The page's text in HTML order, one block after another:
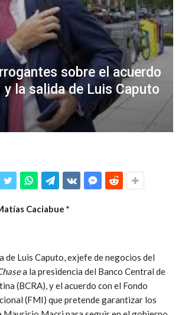
sobre el acuerdo
y la salida de Luis Caputo
Caciabue *
de Luis Caputo, exjefe de negocios del
a la presidencia del Banco Central de
(BCRA), y el acuerdo con el Fondo
(FMI) que pretende garantizar los